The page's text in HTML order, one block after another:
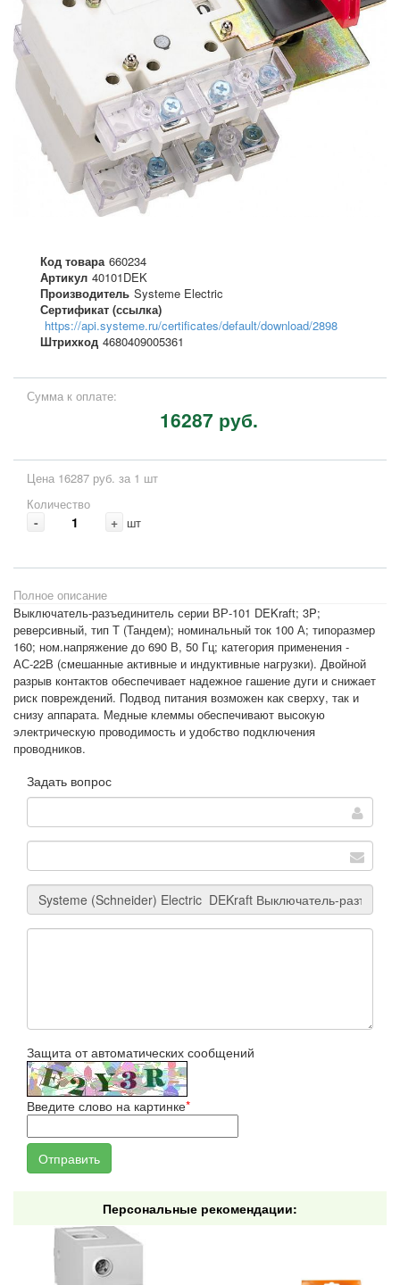
Код товара 660234
Артикул 40101DEK
Производитель Systeme Electric
Сертификат (ссылка)
https://api.systeme.ru/certificates/default/download/2898
Штрихкод 4680409005361
Сумма к оплате:
16287 руб.
Цена 16287 руб. за 1 шт
Количество
- + шт
Полное описание
Выключатель-разъединитель серии ВР-101 DEKraft; 3P;
реверсивный, тип Т (Тандем); номинальный ток 100 А; типоразмер
160; ном.напряжение до 690 В, 50 Гц; категория применения -
АС-22В (смешанные активные и индуктивные нагрузки). Двойной
разрыв контактов обеспечивает надежное гашение дуги и снижает
риск повреждений. Подвод питания возможен как сверху, так и
снизу аппарата. Медные клеммы обеспечивают высокую
электрическую проводимость и удобство подключения
проводников.
Задать вопрос
Защита от автоматических сообщений
Введите слово на картинке*
Персональные рекомендации: